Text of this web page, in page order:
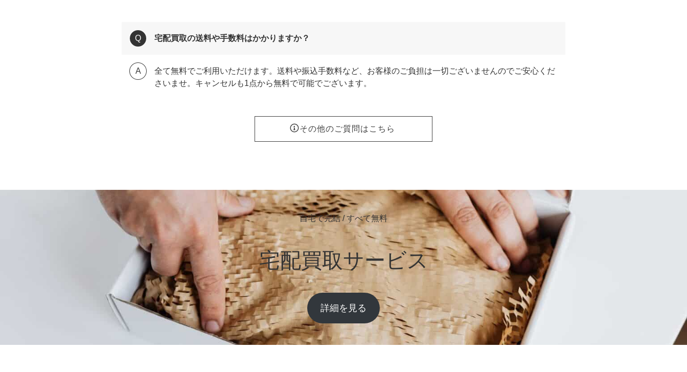
宅配買取の送料や手数料はかかりますか？
全て無料でご利用いただけます。送料や振込手数料など、お客様のご負担は一切ございませんのでご安心くだ
さいませ。キャンセルも1点から無料で可能でございます。
その他のご質問はこちら
自宅で完結 / すべて無料
宅配買取サービス
詳細を見る